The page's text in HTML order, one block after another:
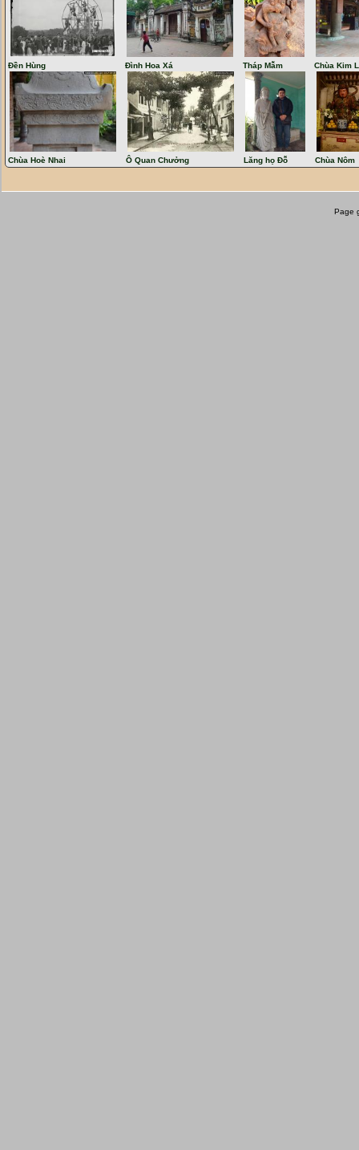
Nam Định
Ninh Bình
Miền Trung
Miền Nam
Đền Hùng Đình Hoa Xá Tháp Mẫm Chùa Kim
Chùa Hoè Nhai Ô Quan Chưởng Lăng họ Đỗ Chùa Nôm
Page